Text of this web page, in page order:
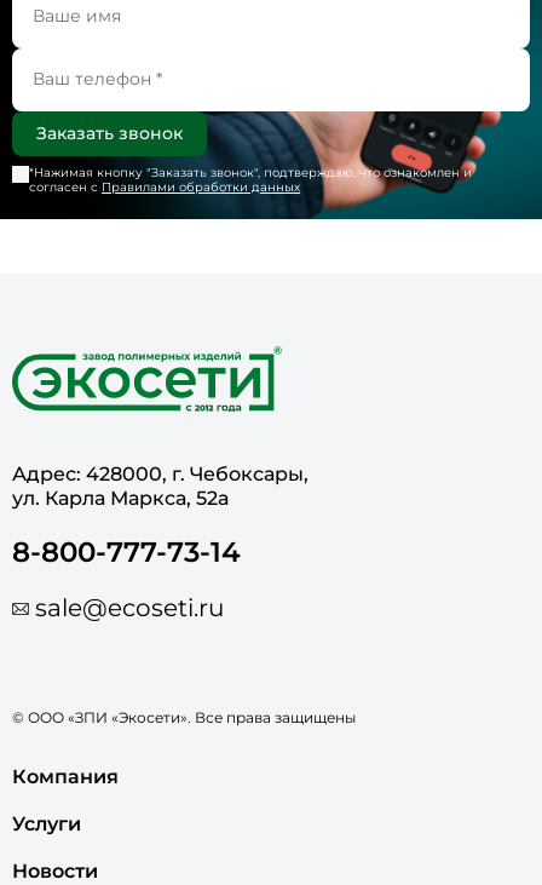
*Нажимая кнопку "Заказать звонок", подтверждаю, что ознакомлен и
согласен с Правилами обработки данных
Адрес: 428000, г. Чебоксары,
ул. Карла Маркса, 52а
8-800-777-73-14
sale@ecoseti.ru
© ООО «ЗПИ «Экосети». Все права защищены
Компания
Услуги
Новости